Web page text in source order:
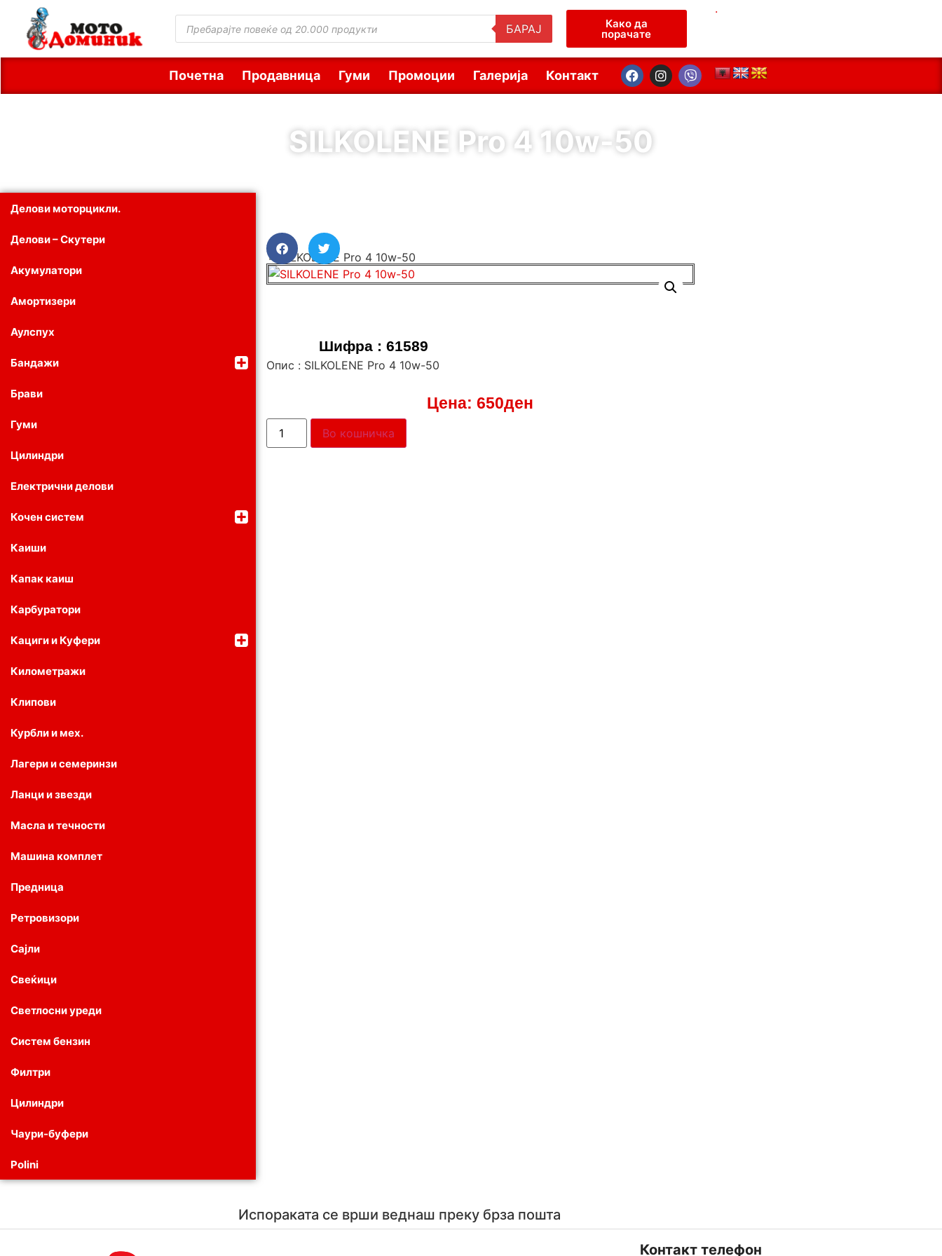
БАРАЈ Како да
порачате
.
Почетна Продавница Гуми Промоции Галерија Контакт
SILKOLENE Pro 4 10w-50
Делови моторцикли.
Делови – Скутери
Акумулатори
Амортизери
Аулспух
Бандажи
Брави
Гуми
Цилиндри
Електрични делови
Кочен систем
Каиши
Капак каиш
Карбуратори
Кациги и Куфери
Километражи
Клипови
Курбли и мех.
Лагери и семеринзи
Ланци и звезди
Масла и течности
Машина комплет
Предница
Ретровизори
Сајли
Свеќици
Светлосни уреди
Систем бензин
Филтри
Цилиндри
Чаури-буфери
Polini
Шифра : 61589
Опис : SILKOLENE Pro 4 10w-50
Цена:650ден
Во кошничка
Испораката се врши веднаш преку брза пошта
Контакт телефон